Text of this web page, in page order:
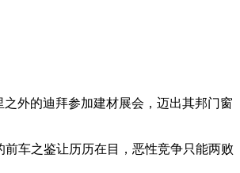
外的迪拜参加建材展会，迈出其邦门窗
车之鉴让历历在目，恶性竞争只能两败